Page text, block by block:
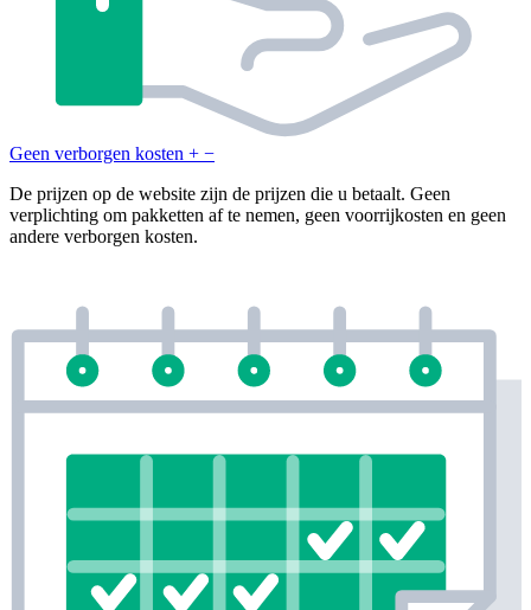
Geen verborgen kosten + −
De prijzen op de website zijn de prijzen die u betaalt. Geen
verplichting om pakketten af te nemen, geen voorrijkosten en geen
andere verborgen kosten.